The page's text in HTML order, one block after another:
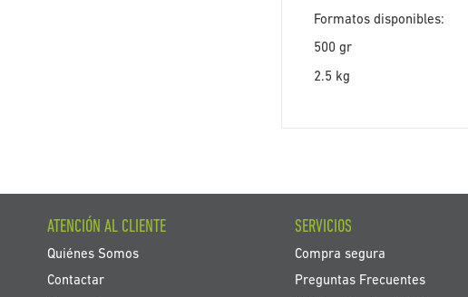
Formatos disponibles:
500 gr
2.5 kg
ATENCIÓN AL CLIENTE
Quiénes Somos
Contactar
SERVICIOS
Compra segura
Preguntas Frecuentes